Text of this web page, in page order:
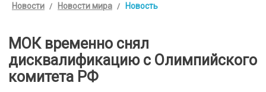
Новости Новости мира Новость
МОК временно снял
дисквалификацию с Олимпийского
комитета РФ